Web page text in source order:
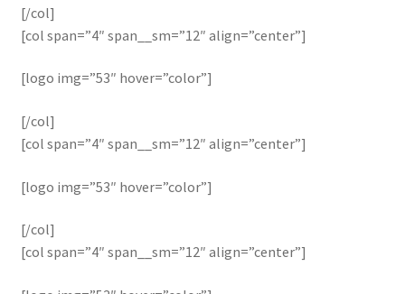
[/col]
[col span=”4″ span__sm=”12″ align=”center”]
[logo img=”53″ hover=”color”]
[/col]
[col span=”4″ span__sm=”12″ align=”center”]
[logo img=”53″ hover=”color”]
[/col]
[col span=”4″ span__sm=”12″ align=”center”]